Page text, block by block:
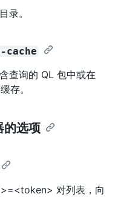
录。
查询的 QL 包中或在
存。
的选项
对列表，向